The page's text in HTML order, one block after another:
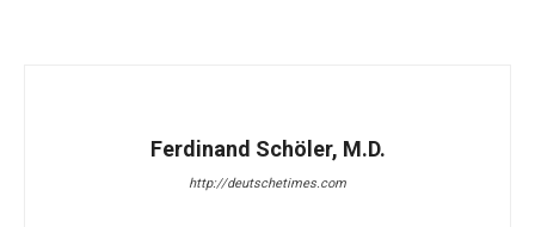
Ferdinand Schöler, M.D.
http://deutschetimes.com